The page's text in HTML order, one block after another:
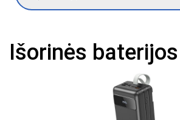
Išorinės baterijos